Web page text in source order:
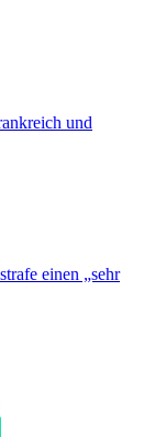
und
einen „sehr